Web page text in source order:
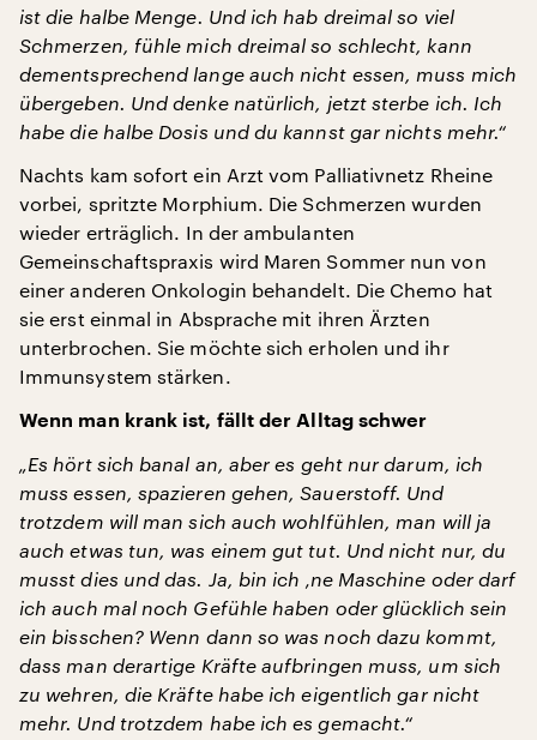
ist die halbe Menge. Und ich hab dreimal so viel
Schmerzen, fühle mich dreimal so schlecht, kann
dementsprechend lange auch nicht essen, muss mich
übergeben. Und denke natürlich, jetzt sterbe ich. Ich
habe die halbe Dosis und du kannst gar nichts mehr.“
Nachts kam sofort ein Arzt vom Palliativnetz Rheine
vorbei, spritzte Morphium. Die Schmerzen wurden
wieder erträglich. In der ambulanten
Gemeinschaftspraxis wird Maren Sommer nun von
einer anderen Onkologin behandelt. Die Chemo hat
sie erst einmal in Absprache mit ihren Ärzten
unterbrochen. Sie möchte sich erholen und ihr
Immunsystem stärken.
Wenn man krank ist, fällt der Alltag schwer
„Es hört sich banal an, aber es geht nur darum, ich
muss essen, spazieren gehen, Sauerstoff. Und
trotzdem will man sich auch wohlfühlen, man will ja
auch etwas tun, was einem gut tut. Und nicht nur, du
musst dies und das. Ja, bin ich ‚ne Maschine oder darf
ich auch mal noch Gefühle haben oder glücklich sein
ein bisschen? Wenn dann so was noch dazu kommt,
dass man derartige Kräfte aufbringen muss, um sich
zu wehren, die Kräfte habe ich eigentlich gar nicht
mehr. Und trotzdem habe ich es gemacht.“